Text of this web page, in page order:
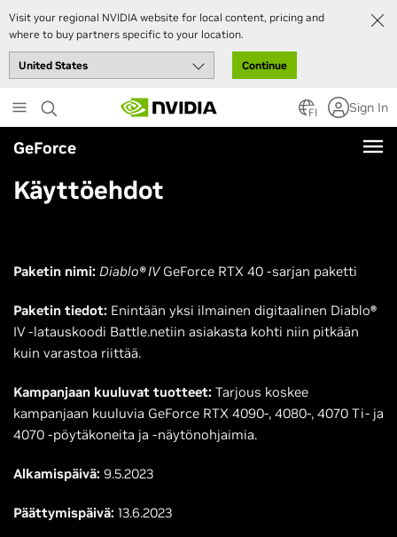
Visit your regional NVIDIA website for local content, pricing and
where to buy partners specific to your location.
Continue
to
main
content
FI Sign In
GeForce
Käyttöehdot
Paketin nimi: Diablo®IVGeForce RTX 40 -sarjan paketti
Paketin tiedot: Enintään yksi ilmainen digitaalinen Diablo®
IV-latauskoodi Battle.netiin asiakasta kohti niin pitkään
kuin varastoa riittää.
Kampanjaan kuuluvat tuotteet: Tarjous koskee
kampanjaan kuuluvia GeForce RTX 4090-, 4080-, 4070 Ti- ja
4070 -pöytäkoneita ja -näytönohjaimia.
Alkamispäivä: 9.5.2023
Päättymispäivä: 13.6.2023